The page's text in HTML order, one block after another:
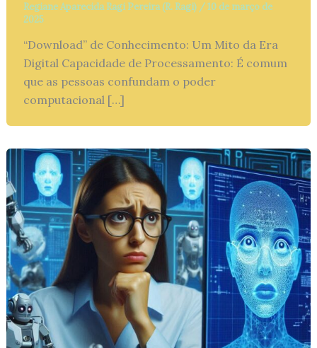
Regiane Aparecida Ragi Pereira (R. Ragi) /10 de março de
2025
“Download” de Conhecimento: Um Mito da Era
Digital Capacidade de Processamento: É comum
que as pessoas confundam o poder
computacional […]